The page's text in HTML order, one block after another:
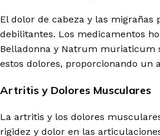
El dolor de cabeza y las migrañas
debilitantes. Los medicamentos
Belladonna y Natrum muriaticum
estos dolores, proporcionando un
Artritis y Dolores Musculares
La artritis y los dolores
rigidez y dolor en las